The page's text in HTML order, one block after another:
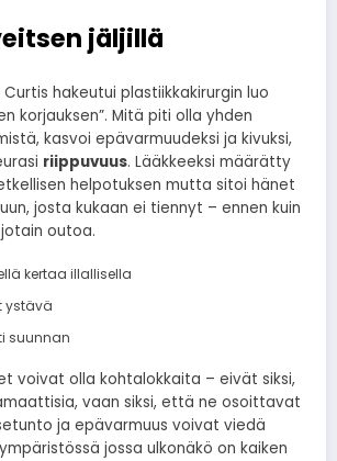
jäljillä
Curtis hakeutui plastiikkakirurgin luo
korjauksen”. Mitä piti olla yhden
kasvoi epävarmuudeksi ja kivuksi,
riippuvuus. Lääkkeeksi määrätty
helpotuksen mutta sitoi hänet
josta kukaan ei tiennyt – ennen kuin
outoa.
kertaa illallisella
ystävä
suunnan
voivat olla kohtalokkaita – eivät siksi,
vaan siksi, että ne osoittavat
ja epävarmuus voivat viedä
jossa ulkonäkö on kaiken